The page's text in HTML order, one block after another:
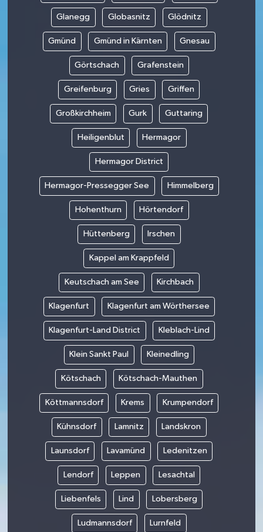
Glanegg Globasnitz Glödnitz
Gmünd Gmünd in Kärnten Gnesau
Görtschach Grafenstein
Greifenburg Gries Griffen
Großkirchheim Gurk Guttaring
Heiligenblut Hermagor
Hermagor District
Hermagor-Pressegger See Himmelberg
Hohenthurn Hörtendorf
Hüttenberg Irschen
Kappel am Krappfeld
Keutschach am See Kirchbach
Klagenfurt Klagenfurt am Wörthersee
Klagenfurt-Land District Kleblach-Lind
Klein Sankt Paul Kleinedling
Kötschach Kötschach-Mauthen
Köttmannsdorf Krems Krumpendorf
Kühnsdorf Lamnitz Landskron
Launsdorf Lavamünd Ledenitzen
Lendorf Leppen Lesachtal
Liebenfels Lind Lobersberg
Ludmannsdorf Lurnfeld